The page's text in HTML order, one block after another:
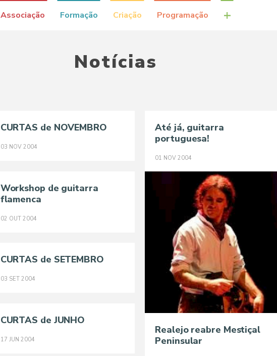
Associação Formação Criação Programação +
Notícias
CURTAS de NOVEMBRO
03 NOV 2004
Até já, guitarra
portuguesa!
01 NOV 2004
Workshop de guitarra
flamenca
02 OUT 2004
Realejo reabre Mestiçal
Peninsular
CURTAS de SETEMBRO
03 SET 2004
CURTAS de JUNHO
17 JUN 2004